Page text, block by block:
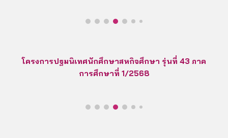
โครงการปฐมนิเทศนักศึกษาสหกิจศึกษา รุ่นที่ 43 ภาค
การศึกษาที่ 1/2568